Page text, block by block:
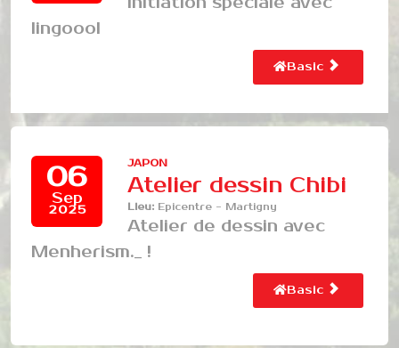
lingoool
Basic
06
Sep
2025
JAPON
Atelier dessin Chibi
Lieu: Epicentre - Martigny
Atelier de dessin avec
Menherism._ !
Basic